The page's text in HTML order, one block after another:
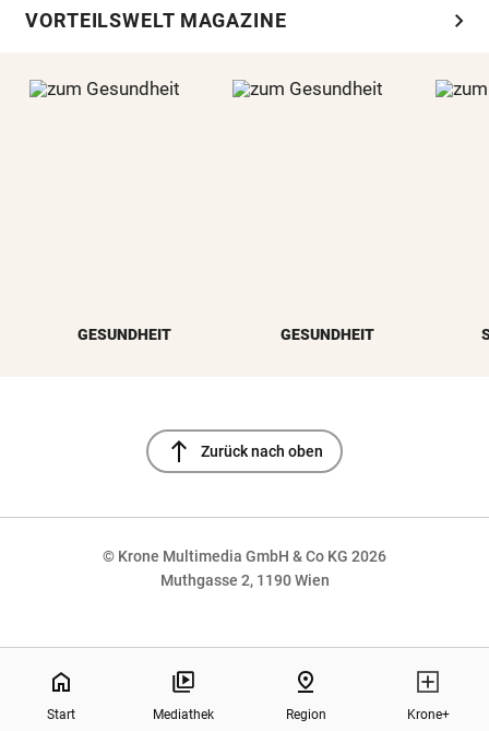
VORTEILSWELT MAGAZINE chevron_right
GESUNDHEIT GESUNDHEIT
north Zurück nach oben
© Krone Multimedia GmbH & Co KG 2026
Muthgasse 2, 1190 Wien
home
Start Mediathek
pin_drop
Region Krone+
NaN%